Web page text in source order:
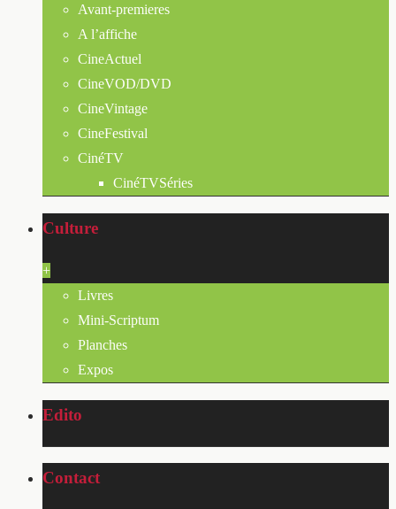
Avant-premieres
A l’affiche
CineActuel
CineVOD/DVD
CineVintage
CineFestival
CinéTV
CinéTVSéries
Culture
+
Livres
Mini-Scriptum
Planches
Expos
Edito
Contact